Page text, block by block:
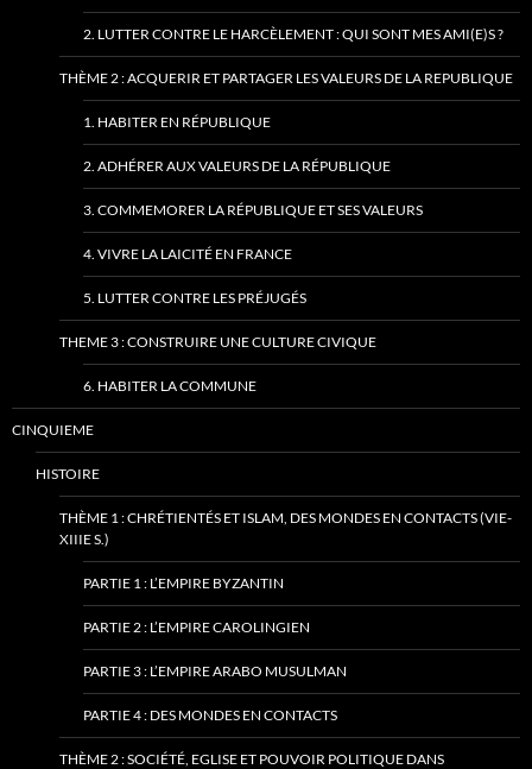
2. LUTTER CONTRE LE HARCÈLEMENT : QUI SONT MES AMI(E)S ?
THÈME 2 : ACQUERIR ET PARTAGER LES VALEURS DE LA REPUBLIQUE
1. HABITER EN RÉPUBLIQUE
2. ADHÉRER AUX VALEURS DE LA RÉPUBLIQUE
3. COMMEMORER LA RÉPUBLIQUE ET SES VALEURS
4. VIVRE LA LAICITÉ EN FRANCE
5. LUTTER CONTRE LES PRÉJUGÉS
THEME 3 : CONSTRUIRE UNE CULTURE CIVIQUE
6. HABITER LA COMMUNE
CINQUIEME
HISTOIRE
THÈME 1 : CHRÉTIENTÉS ET ISLAM, DES MONDES EN CONTACTS (VIE-
XIIIE S.)
PARTIE 1 : L’EMPIRE BYZANTIN
PARTIE 2 : L’EMPIRE CAROLINGIEN
PARTIE 3 : L’EMPIRE ARABO MUSULMAN
PARTIE 4 : DES MONDES EN CONTACTS
THÈME 2 : SOCIÉTÉ, EGLISE ET POUVOIR POLITIQUE DANS